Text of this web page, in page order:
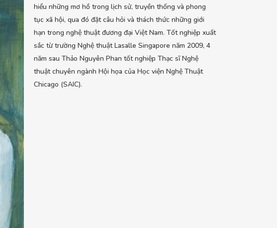
hiểu những mơ hồ trong lịch sử, truyền thống và phong
tục xã hội, qua đó đặt câu hỏi và thách thức những giới
hạn trong nghệ thuật đương đại Việt Nam. Tốt nghiệp xuất
sắc từ trường Nghệ thuật Lasalle Singapore năm 2009, 4
năm sau Thảo Nguyên Phan tốt nghiệp Thạc sĩ Nghệ
thuật chuyên ngành Hội họa của Học viện Nghệ Thuật
Chicago (SAIC).